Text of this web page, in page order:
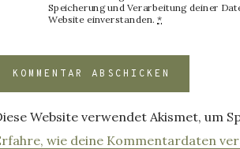
Speicherung und Verarbeitung deiner
Website einverstanden.*
Website verwendet Akismet, um
wie deine Kommentardaten